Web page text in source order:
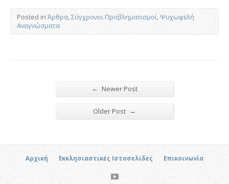
Posted in Άρθρα,Σύγχρονοι Προβληματισμοί,Ψυχωφελή
Αναγνώσματα
← Newer Post
Older Post →
Αρχική Εκκλησιαστικές Ιστοσελίδες Επικοινωνία